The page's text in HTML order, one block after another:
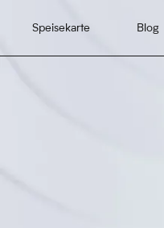
Speisekarte Blog